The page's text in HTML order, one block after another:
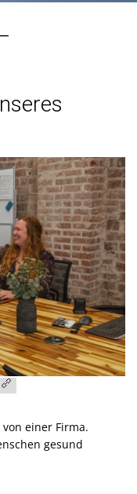
einer Firma.
gesund